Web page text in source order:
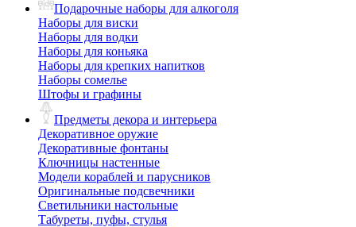
Подарочные наборы для алкоголя
Наборы для виски
Наборы для водки
Наборы для коньяка
Наборы для крепких напитков
Наборы сомелье
Штофы и графины
Предметы декора и интерьера
Декоративное оружие
Декоративные фонтаны
Ключницы настенные
Модели кораблей и парусников
Оригинальные подсвечники
Светильники настольные
Табуреты, пуфы, стулья